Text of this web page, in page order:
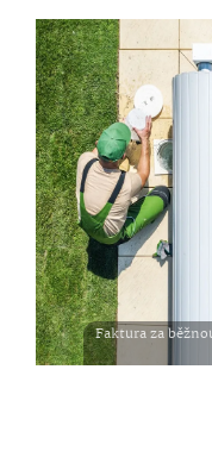
Faktura za